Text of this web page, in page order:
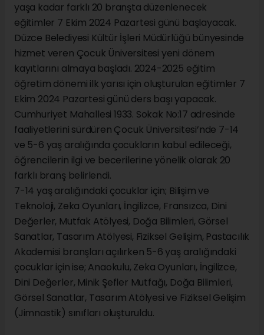
yaşa kadar farklı 20 branşta düzenlenecek
eğitimler 7 Ekim 2024 Pazartesi günü başlayacak.
Düzce Belediyesi Kültür İşleri Müdürlüğü bünyesinde
hizmet veren Çocuk Üniversitesi yeni dönem
kayıtlarını almaya başladı. 2024-2025 eğitim
öğretim dönemi ilk yarısı için oluşturulan eğitimler 7
Ekim 2024 Pazartesi günü ders başı yapacak.
Cumhuriyet Mahallesi 1933. Sokak No:17 adresinde
faaliyetlerini sürdüren Çocuk Üniversitesi’nde 7-14
ve 5-6 yaş aralığında çocukların kabul edileceği,
öğrencilerin ilgi ve becerilerine yönelik olarak 20
farklı branş belirlendi.
7-14 yaş aralığındaki çocuklar için; Bilişim ve
Teknoloji, Zeka Oyunları, İngilizce, Fransızca, Dini
Değerler, Mutfak Atölyesi, Doğa Bilimleri, Görsel
Sanatlar, Tasarım Atölyesi, Fiziksel Gelişim, Pastacılık
Akademisi branşları açılırken 5-6 yaş aralığındaki
çocuklar için ise; Anaokulu, Zeka Oyunları, İngilizce,
Dini Değerler, Minik Şefler Mutfağı, Doğa Bilimleri,
Görsel Sanatlar, Tasarım Atölyesi ve Fiziksel Gelişim
(Jimnastik) sınıfları oluşturuldu.